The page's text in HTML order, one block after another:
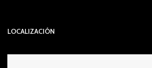
LOCALIZACIÓN